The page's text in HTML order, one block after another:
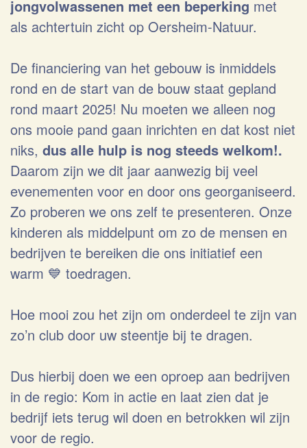
jongvolwassenen met een beperking met
als achtertuin zicht op Oersheim-Natuur.
De financiering van het gebouw is inmiddels
rond en de start van de bouw staat gepland
rond maart 2025! Nu moeten we alleen nog
ons mooie pand gaan inrichten en dat kost niet
niks, dus alle hulp is nog steeds welkom!.
Daarom zijn we dit jaar aanwezig bij veel
evenementen voor en door ons georganiseerd.
Zo proberen we ons zelf te presenteren. Onze
kinderen als middelpunt om zo de mensen en
bedrijven te bereiken die ons initiatief een
warm 💙 toedragen.
Hoe mooi zou het zijn om onderdeel te zijn van
zo’n club door uw steentje bij te dragen.
Dus hierbij doen we een oproep aan bedrijven
in de regio: Kom in actie en laat zien dat je
bedrijf iets terug wil doen en betrokken wil zijn
voor de regio.